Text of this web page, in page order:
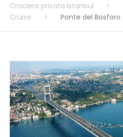
Crociera privata Istanbul >
Cruise
> Ponte del Bosforo